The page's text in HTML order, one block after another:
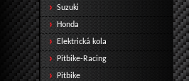
Suzuki
Honda
Elektrická kola
Pitbike-Racing
Pitbike